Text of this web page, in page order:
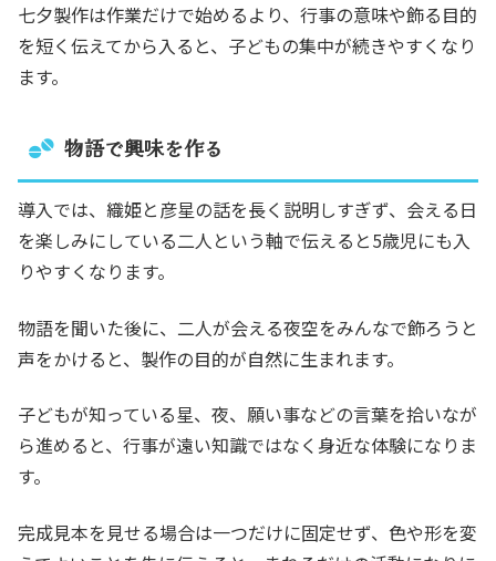
七夕製作は作業だけで始めるより、行事の意味や飾る目的
を短く伝えてから入ると、子どもの集中が続きやすくなり
ます。
物語で興味を作る
導入では、織姫と彦星の話を長く説明しすぎず、会える日
を楽しみにしている二人という軸で伝えると5歳児にも入
りやすくなります。
物語を聞いた後に、二人が会える夜空をみんなで飾ろうと
声をかけると、製作の目的が自然に生まれます。
子どもが知っている星、夜、願い事などの言葉を拾いなが
ら進めると、行事が遠い知識ではなく身近な体験になりま
す。
完成見本を見せる場合は一つだけに固定せず、色や形を変